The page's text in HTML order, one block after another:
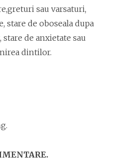
sau varsaturi,
stare de oboseala dupa
de anxietate sau
dintilor.